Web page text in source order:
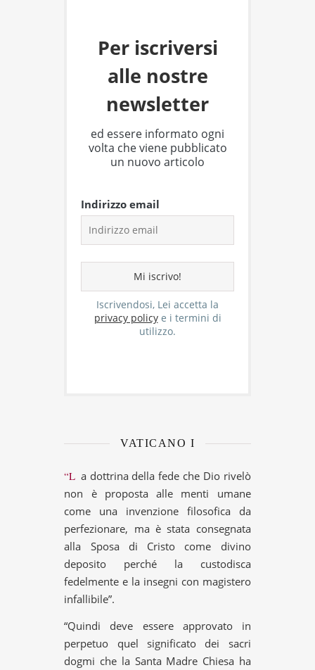
Per iscriversi
alle nostre
newsletter
ed essere informato ogni
volta che viene pubblicato
un nuovo articolo
Indirizzo email
Iscrivendosi, Lei accetta la
privacy policye i termini di
utilizzo.
VATICANO I
“La dottrina della fede che Dio rivelò
non è proposta alle menti umane
come una invenzione filosofica da
perfezionare, ma è stata consegnata
alla Sposa di Cristo come divino
deposito perché la custodisca
fedelmente e la insegni con magistero
infallibile”.
“Quindi deve essere approvato in
perpetuo quel significato dei sacri
dogmi che la Santa Madre Chiesa ha